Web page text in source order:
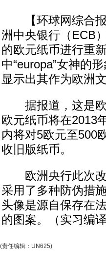
【环球网综合报
洲中央银行（ECB
的欧元纸币进行重
中“europa”女神的
显示出其作为欧洲
据报道，这是欧
欧元纸币将在2013
内将对5欧元至500
收旧版纸币。
欧洲央行此次改
采用了多种防伪措
头像是源自保存在
的图案。（实习编
(责任编辑：UN625)